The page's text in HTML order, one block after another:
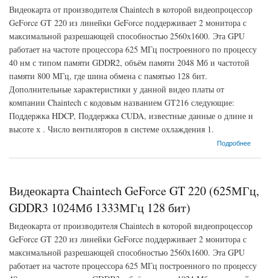
Видеокарта от производителя Chaintech в которой видеопроцессор
GeForce GT 220 из линейки GeForce поддерживает 2 монитора с
максимальной разрешающей способностью 2560x1600. Эта GPU
работает на частоте процессора 625 МГц построенного по процессу
40 нм с типом памяти GDDR2, объём памяти 2048 Мб и частотой
памяти 800 МГц, где шина обмена с памятью 128 бит.
Дополнительные характеристики у данной видео платы от
компании Chaintech с кодовым названием GT216 следующие:
Поддержка HDCP, Поддержка CUDA, известные данные о длине и
высоте х . Число вентиляторов в системе охлаждения 1.
Подробнее
о Видеокарта Chaintech GeForce GT 220 (625МГц, GDDR2 2048Мб 800МГц 128 бит)
Видеокарта Chaintech GeForce GT 220 (625МГц,
GDDR3 1024Мб 1333МГц 128 бит)
Видеокарта от производителя Chaintech в которой видеопроцессор
GeForce GT 220 из линейки GeForce поддерживает 2 монитора с
максимальной разрешающей способностью 2560x1600. Эта GPU
работает на частоте процессора 625 МГц построенного по процессу